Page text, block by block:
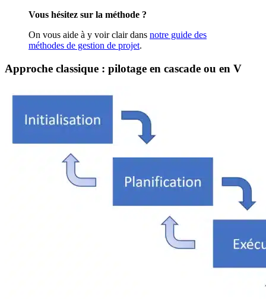
Vous hésitez sur la méthode ?
On vous aide à y voir clair dans notre guide des
méthodes de gestion de projet.
Approche classique : pilotage en cascade ou en V